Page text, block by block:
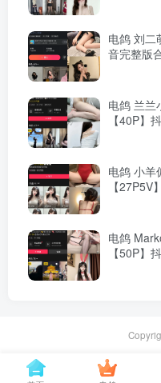
电鸽 刘二
音完整版
电鸽 兰兰
【40P】
电鸽 小羊
【27P5V
电鸽
【50P】